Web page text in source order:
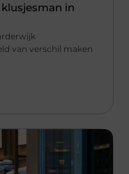
in
van verschil maken